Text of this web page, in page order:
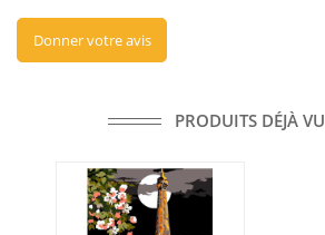
Donner votre avis
PRODUITS DÉJÀ VU